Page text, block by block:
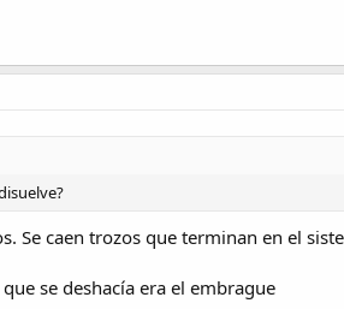
Se caen trozos que terminan en el
se deshacía era el embrague